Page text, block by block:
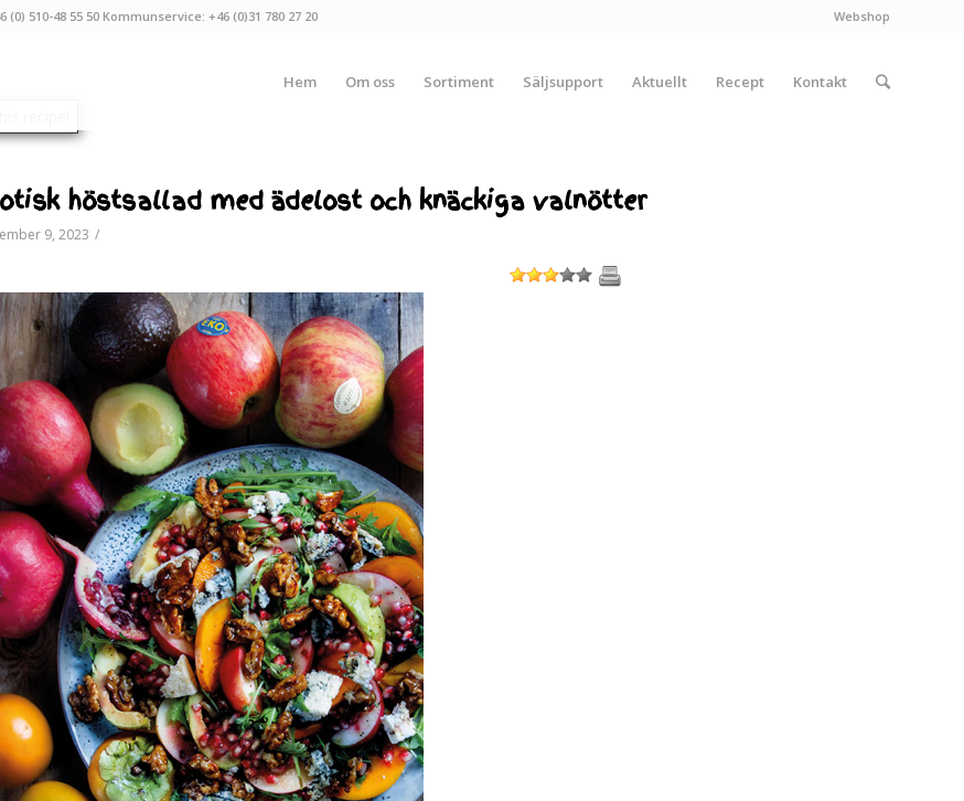
Webshop
510-48 55 50 Kommunservice: +46 (0)31 780 27 20
Hem Om oss Sortiment Säljsupport Aktuellt Recept Kontakt
höstsallad med ädelost och knäckiga valnötter
9, 2023 /
1 2 3 4 5